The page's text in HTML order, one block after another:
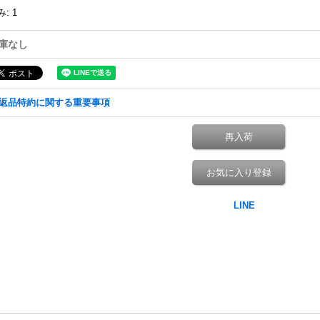
: 1
なし
品特約に関する重要事項
再入荷
お気に入り登録